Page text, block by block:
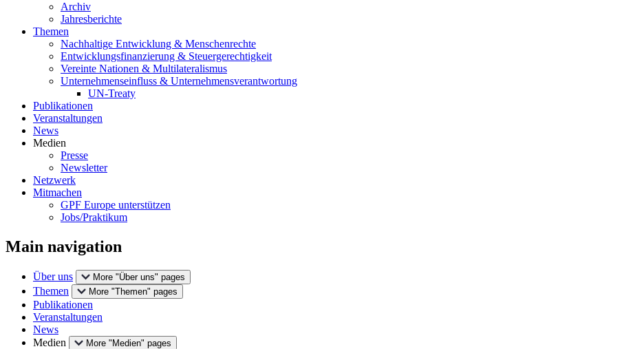
Archiv
Jahresberichte
Themen
Nachhaltige Entwicklung & Menschenrechte
Entwicklungsfinanzierung & Steuergerechtigkeit
Vereinte Nationen & Multilateralismus
Unternehmenseinfluss & Unternehmensverantwortung
UN-Treaty
Publikationen
Veranstaltungen
News
Medien
Presse
Newsletter
Netzwerk
Mitmachen
GPF Europe unterstützen
Jobs/Praktikum
Main navigation
Über uns More "Über uns" pages
Themen More "Themen" pages
Publikationen
Veranstaltungen
News
Medien
More "Medien" pages